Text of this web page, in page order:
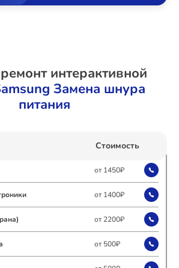
интерактивной
Замена шнура
питания
Стоимость
от 1450₽
от 1400₽
от 2200₽
от 500₽
Морозильных камер
Сушильных машин